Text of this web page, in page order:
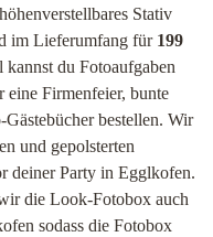
Stativ
im Lieferumfang für 199
du Fotoaufgaben
eine Firmenfeier, bunte
bestellen. Wir
und gepolsterten
deiner Party in Egglkofen.
die Look-Fotobox auch
sodass die Fotobox